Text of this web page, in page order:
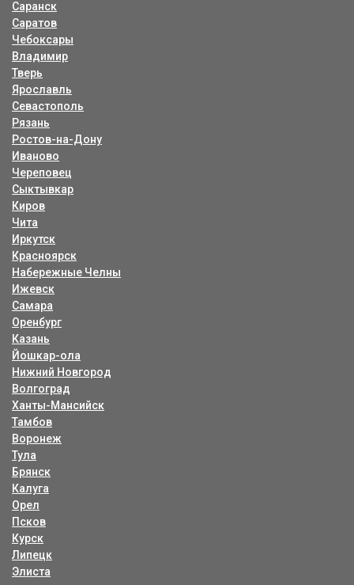
Саранск
Саратов
Чебоксары
Владимир
Тверь
Ярославль
Севастополь
Рязань
Ростов-на-Дону
Иваново
Череповец
Сыктывкар
Киров
Чита
Иркутск
Красноярск
Набережные Челны
Ижевск
Самара
Оренбург
Казань
Йошкар-ола
Нижний Новгород
Волгоград
Ханты-Мансийск
Тамбов
Воронеж
Тула
Брянск
Калуга
Орел
Псков
Курск
Липецк
Элиста